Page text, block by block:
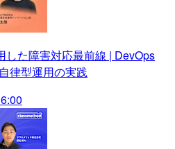
した障害対応最前線 | DevOps
律型運用の実践